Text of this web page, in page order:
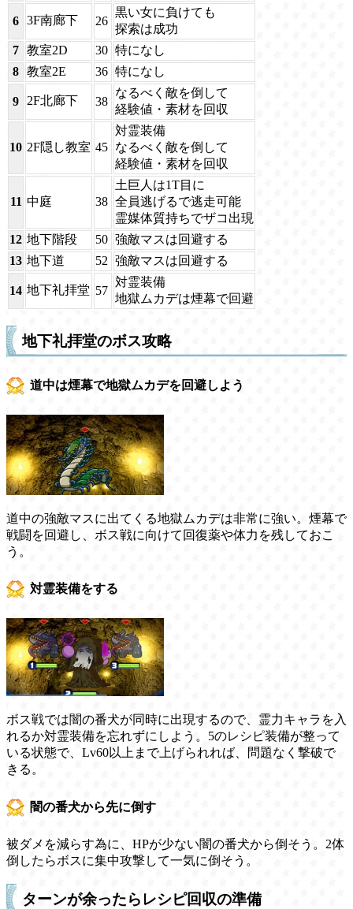
6 3F南廊下 26
黒い女に負けても
探索は成功
7 教室2D 30 特になし
8 教室2E 36 特になし
9 2F北廊下 38
なるべく敵を倒して
経験値・素材を回収
10 2F隠し教室 45
対霊装備
なるべく敵を倒して
経験値・素材を回収
11 中庭 38
土巨人は1T目に
全員逃げるで逃走可能
霊媒体質持ちでザコ出現
12 地下階段 50 強敵マスは回避する
13 地下道 52 強敵マスは回避する
14 地下礼拝堂 57
対霊装備
地獄ムカデは煙幕で回避
地下礼拝堂のボス攻略
道中は煙幕で地獄ムカデを回避しよう
道中の強敵マスに出てくる地獄ムカデは非常に強い。煙幕で
戦闘を回避し、ボス戦に向けて回復薬や体力を残しておこ
う。
対霊装備をする
ボス戦では闇の番犬が同時に出現するので、霊力キャラを入
れるか対霊装備を忘れずにしよう。5のレシピ装備が整って
いる状態で、Lv60以上まで上げられれば、問題なく撃破で
きる。
闇の番犬から先に倒す
被ダメを減らす為に、HPが少ない闇の番犬から倒そう。2体
倒したらボスに集中攻撃して一気に倒そう。
ターンが余ったらレシピ回収の準備